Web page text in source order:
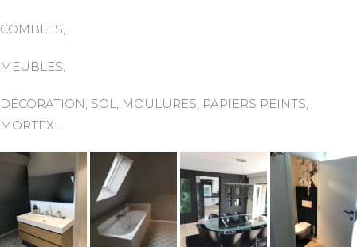
COMBLES,
MEUBLES,
DÉCORATION, SOL, MOULURES, PAPIERS PEINTS,
MORTEX…